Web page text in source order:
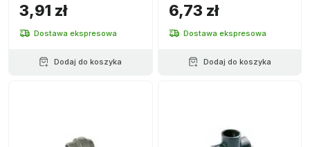
3,91 zł
Dostawa ekspresowa
Dodaj do koszyka
6,73 zł
Dostawa ekspresowa
Dodaj do koszyka